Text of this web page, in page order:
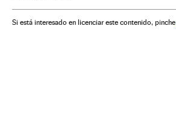
Si está interesado en licenciar este contenido, pinche